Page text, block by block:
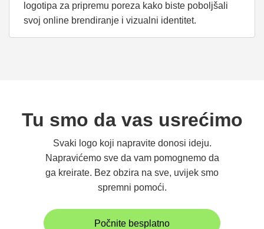
logotipa za pripremu poreza kako biste poboljšali
svoj online brendiranje i vizualni identitet.
Tu smo da vas usrećimo
Svaki logo koji napravite donosi ideju.
Napravićemo sve da vam pomognemo da
ga kreirate. Bez obzira na sve, uvijek smo
spremni pomoći.
Počnite besplatno